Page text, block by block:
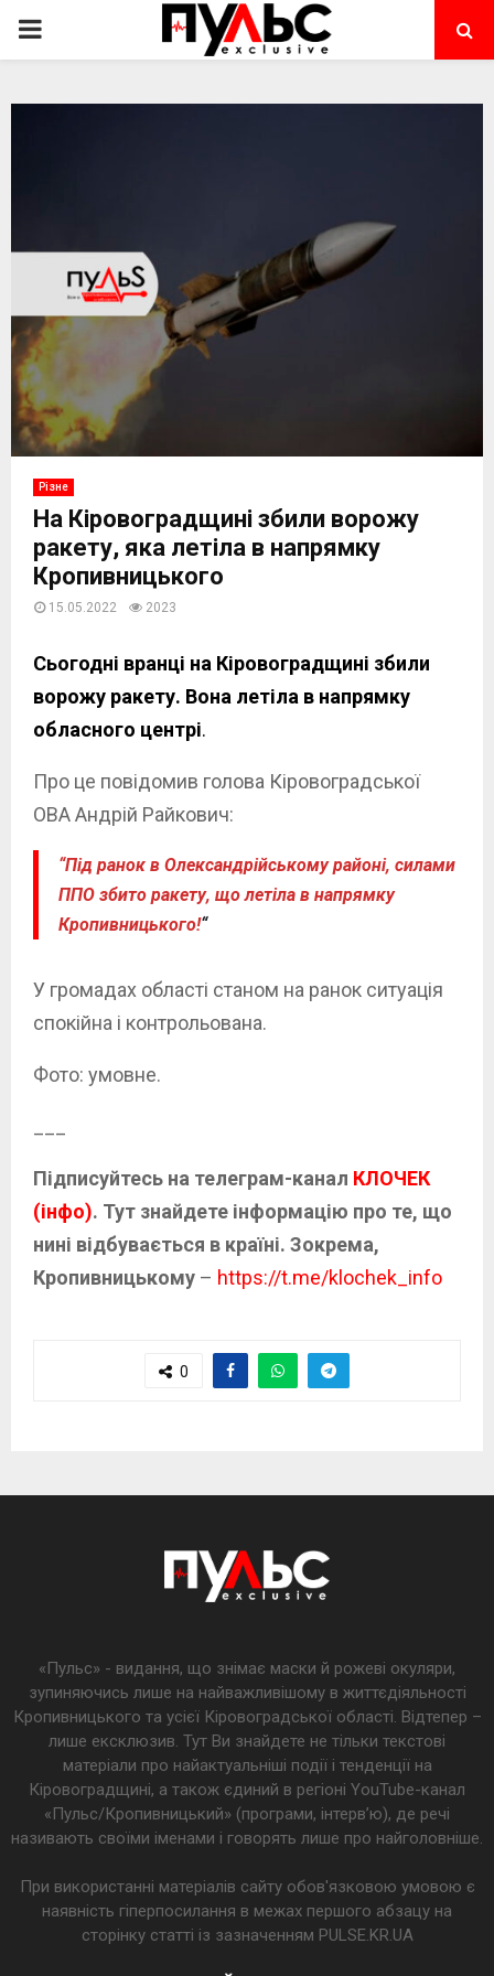
PRIMARY
Різне
На Кіровоградщині збили ворожу
ракету, яка летіла в напрямку
Кропивницького
15.05.2022 2023
Сьогодні вранці на Кіровоградщині збили
ворожу ракету. Вона летіла в напрямку
обласного центрі.
Про це повідомив голова Кіровоградської
ОВА Андрій Райкович:
“Під ранок в Олександрійському районі, силами
ППО збито ракету, що летіла в напрямку
Кропивницького!“
У громадах області станом на ранок ситуація
спокійна і контрольована.
Фото: умовне.
Підписуйтесь на телеграм-канал КЛОЧЕК
(інфо). Тут знайдете інформацію про те, що
нині відбувається в країні. Зокрема,
Кропивницькому – https://t.me/klochek_info
0
«Пульс» - видання, що знімає маски й рожеві окуляри,
зупиняючись лише на найважливішому в життєдіяльності
Кропивницького та усієї Кіровоградської області. Відтепер –
лише ексклюзив. Тут Ви знайдете не тільки текстові
матеріали про найактуальніші події і тенденції на
Кіровоградщині, а також єдиний в регіоні YouTube-канал
«Пульс/Кропивницький» (програми, інтерв’ю), де речі
називають своїми іменами і говорять лише про найголовніше.
При використанні матеріалів сайту обов'язковою умовою є
наявність гіперпосилання в межах першого абзацу на
сторінку статті із зазначенням PULSE.KR.UA